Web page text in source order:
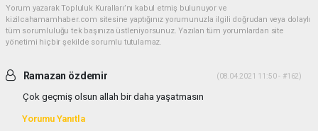
Yorum yazarak Topluluk Kuralları’nı kabul etmiş bulunuyor ve
kizilcahamamhaber.com sitesine yaptığınız yorumunuzla ilgili doğrudan veya dolaylı
tüm sorumluluğu tek başınıza üstleniyorsunuz. Yazılan tüm yorumlardan site
yönetimi hiçbir şekilde sorumlu tutulamaz.
Ramazan özdemir (08.04.2021 11:50 - #162)
Çok geçmiş olsun allah bir daha yaşatmasın
Yorumu Yanıtla